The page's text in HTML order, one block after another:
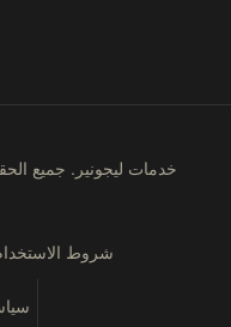
© 2025 خدمات ليجونير. جميع
شروط